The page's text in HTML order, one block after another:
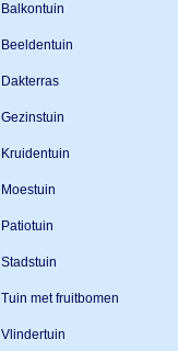
Balkontuin
Beeldentuin
Dakterras
Gezinstuin
Kruidentuin
Moestuin
Patiotuin
Stadstuin
Tuin met fruitbomen